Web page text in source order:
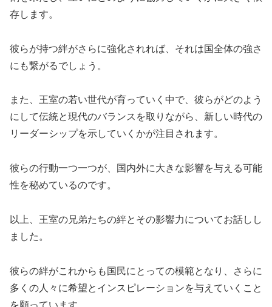
存します。
彼らが持つ絆がさらに強化されれば、それは国全体の強さ
にも繋がるでしょう。
また、王室の若い世代が育っていく中で、彼らがどのよう
にして伝統と現代のバランスを取りながら、新しい時代の
リーダーシップを示していくかが注目されます。
彼らの行動一つ一つが、国内外に大きな影響を与える可能
性を秘めているのです。
以上、王室の兄弟たちの絆とその影響力についてお話しし
ました。
彼らの絆がこれからも国民にとっての模範となり、さらに
多くの人々に希望とインスピレーションを与えていくこと
を願っています。